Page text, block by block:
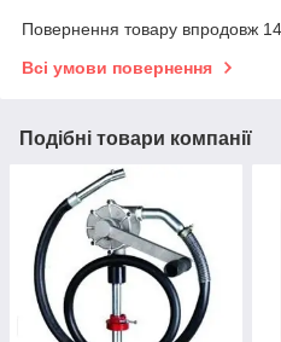
Повернення товару впродовж
Всі умови повернення
Подібні товари компанії